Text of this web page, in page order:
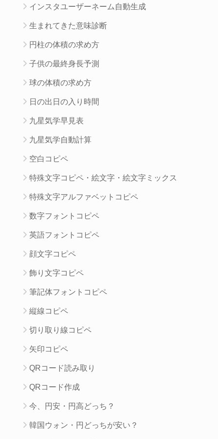
インスタユーザーネーム自動生成
生まれてきた意味診断
円柱の体積の求め方
子供の最終身長予測
球の体積の求め方
日の出日の入り時間
九星気学早見表
九星気学自動計算
空白コピペ
特殊文字コピペ・絵文字・絵文字ミックス
特殊文字アルファベットコピペ
数字フォントコピペ
英語フォントコピペ
顔文字コピペ
飾り文字コピペ
筆記体フォントコピペ
縦線コピペ
切り取り線コピペ
矢印コピペ
QRコード読み取り
QRコード作成
今、円安・円高どっち？
韓国ウォン・円どっちが安い？